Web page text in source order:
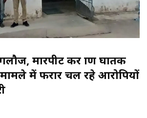
मारपीट कर प्राण घातक
में फरार चल रहे आरोपियों